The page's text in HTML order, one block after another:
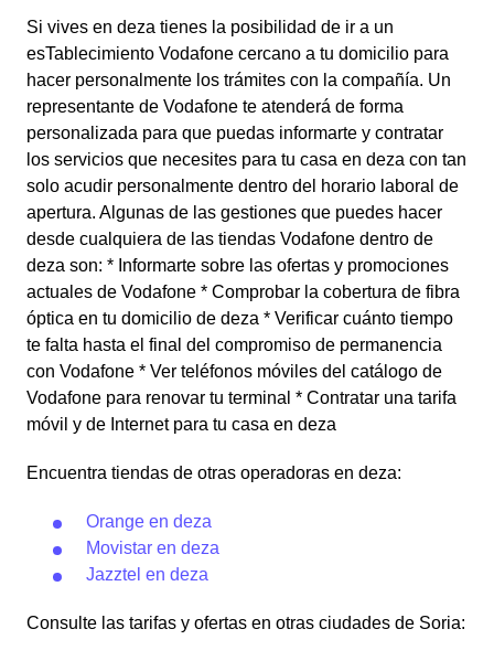
Si vives en deza tienes la posibilidad de ir a un
esTablecimiento Vodafone cercano a tu domicilio para
hacer personalmente los trámites con la compañía. Un
representante de Vodafone te atenderá de forma
personalizada para que puedas informarte y contratar
los servicios que necesites para tu casa en deza con tan
solo acudir personalmente dentro del horario laboral de
apertura. Algunas de las gestiones que puedes hacer
desde cualquiera de las tiendas Vodafone dentro de
deza son: * Informarte sobre las ofertas y promociones
actuales de Vodafone * Comprobar la cobertura de fibra
óptica en tu domicilio de deza * Verificar cuánto tiempo
te falta hasta el final del compromiso de permanencia
con Vodafone * Ver teléfonos móviles del catálogo de
Vodafone para renovar tu terminal * Contratar una tarifa
móvil y de Internet para tu casa en deza
Encuentra tiendas de otras operadoras en deza:
Orange en deza
Movistar en deza
Jazztel en deza
Consulte las tarifas y ofertas en otras ciudades de Soria: